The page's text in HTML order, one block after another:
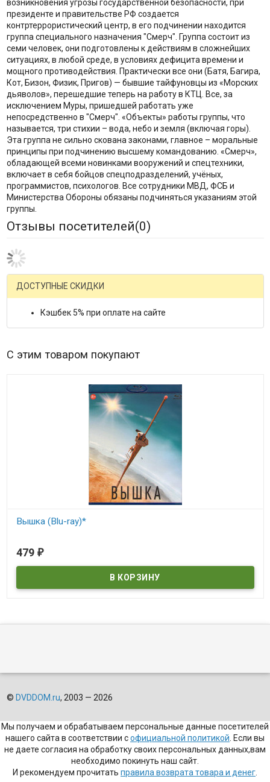
возникновения угрозы государственной безопасности, при
президенте и правительстве РФ создается
контртеррористический центр, в его подчинении находится
группа специального назначения "Смерч". Группа состоит из
семи человек, они подготовлены к действиям в сложнейших
ситуациях, в любой среде, в условиях дефицита времени и
мощного противодействия. Практически все они (Батя, Багира,
Кот, Бизон, Физик, Пригов) — бывшие тайфуновцы из «Морских
дьяволов», перешедшие теперь на работу в КТЦ. Все, за
исключением Муры, пришедшей работать уже
непосредственно в "Смерч". «Объекты» работы группы, что
называется, три стихии – вода, небо и земля (включая горы).
Эта группа не сильно скована законами, главное – моральные
принципы при подчинению высшему командованию. «Смерч»,
обладающей всеми новинками вооружений и спецтехники,
включает в себя бойцов спецподразделений, учёных,
программистов, психологов. Все сотрудники МВД, ФСБ и
Министерства Обороны обязаны подчиняться указаниям этой
группы.
Отзывы посетителей(0)
ДОСТУПНЫЕ СКИДКИ
Кэшбек 5% при оплате на сайте
С этим товаром покупают
Вышка (Blu-ray)*
479 ₽
© DVDDOM.ru, 2003 — 2026
Мы получаем и обрабатываем персональные данные посетителей
нашего сайта в соответствии софициальной политикой . Если вы
не даете согласия на обработку своих персональных данных,вам
необходимо покинуть наш сайт.
И рекомендуем прочитать правила возврата товара и денег